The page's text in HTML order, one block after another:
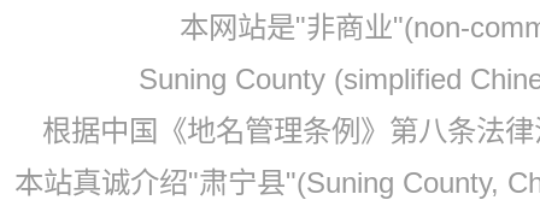
本网站是"非商业"(non-
Suning County (simplified
根据中国《地名管理条例》第八条法
本站真诚介绍"肃宁县"(Suning County,